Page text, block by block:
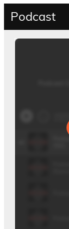
Podcast